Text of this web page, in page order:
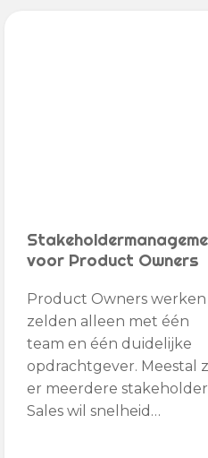
voor Product Owners
Product Owners werken
zelden alleen met één
team en één duidelijke
opdrachtgever. Meestal
er meerdere
Sales wil snelheid…